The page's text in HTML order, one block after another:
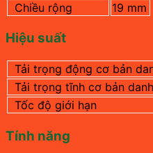
Chiều rộng
19 mm
Hiệu suất
Tải trọng động cơ bản
Tải trọng tĩnh cơ bản
Tốc độ giới hạn
Tính năng